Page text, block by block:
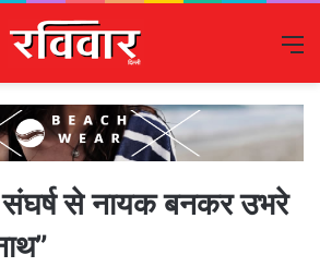
संघर्ष से नायक बनकर उभरे